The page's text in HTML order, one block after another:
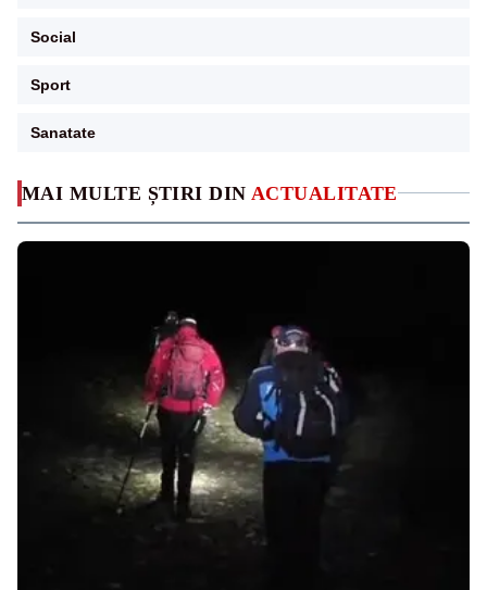
MAI MULTE ȘTIRI DIN ACTUALITATE
Social
Sport
Sanatate